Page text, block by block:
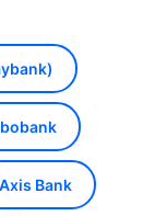
Axis Bank